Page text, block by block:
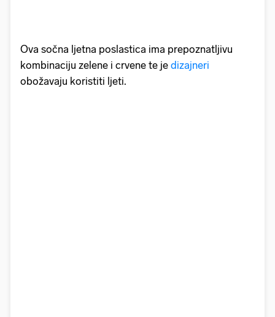
Ova sočna ljetna poslastica ima prepoznatljivu
kombinaciju zelene i crvene te je dizajneri
obožavaju koristiti ljeti.